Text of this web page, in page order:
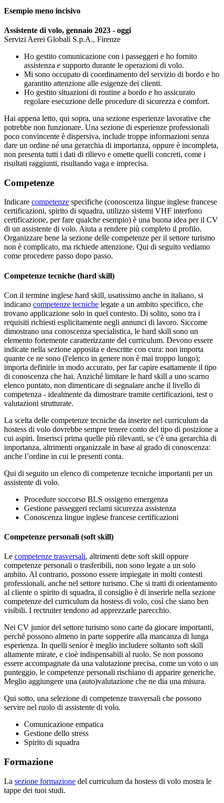
Esempio meno incisivo
Assistente di volo, gennaio 2023 - oggi
Servizi Aerei Globali S.p.A., Firenze
Ho gestito comunicazione con i passeggeri e ho fornito
assistenza e supporto durante le operazioni di volo.
Mi sono occupato di coordinamento del servizio di bordo e ho
garantito attenzione alle esigenze dei clienti.
Ho gestito situazioni di routine a bordo e ho assicurato
regolare esecuzione delle procedure di sicurezza e comfort.
Hai appena letto, qui sopra, una sezione esperienze lavorative che
potrebbe non funzionare. Una sezione di esperienze professionali
poco convincente è dispersiva, include troppe informazioni senza
dare un ordine né una gerarchia di importanza, oppure è incompleta,
non presenta tutti i dati di rilievo e omette quelli concreti, come i
risultati raggiunti, risultando vaga e imprecisa.
Competenze
Indicare competenze specifiche (conoscenza lingue inglese francese
certificazioni, spirito di squadra, utilizzo sistemi VHF interfono
certificazione, per fare qualche esempio) è una buona idea per il CV
di un assistente di volo. Aiuta a rendere più completo il profilo.
Organizzare bene la sezione delle competenze per il settore turismo
non è complicato, ma richiede attenzione. Qui di seguito vediamo
come procedere passo dopo passo.
Competenze tecniche (hard skill)
Con il termine inglese hard skill, usatissimo anche in italiano, si
indicano competenze tecniche legate a un ambito specifico, che
trovano applicazione solo in quel contesto. Di solito, sono tra i
requisiti richiesti esplicitamente negli annunci di lavoro. Siccome
dimostrano una conoscenza specialistica, le hard skill sono un
elemento fortemente caratterizzante del curriculum. Devono essere
indicate nella sezione apposita e descritte con cura: non importa
quante ce ne sono (l'elenco in genere non è mai troppo lungo);
importa definirle in modo accurato, per far capire esattamente il tipo
di conoscenza che hai. Anziché limitare le hard skill a uno scarno
elenco puntato, non dimenticare di segnalare anche il livello di
competenza - idealmente da dimostrare tramite certificazioni, test o
valutazioni strutturate.
La scelta delle competenze tecniche da inserire nel curriculum da
hostess di volo dovrebbe sempre tenere conto del tipo di posizione a
cui aspiri. Inserisci prima quelle più rilevanti, se c'è una gerarchia di
importanza, altrimenti organizzale in base al grado di conoscenza:
anche l’ordine in cui le presenti conta.
Qui di seguito un elenco di competenze tecniche importanti per un
assistente di volo.
Procedure soccorso BLS ossigeno emergenza
Gestione passeggeri reclami sicurezza assistenza
Conoscenza lingue inglese francese certificazioni
Competenze personali (soft skill)
Le competenze trasversali, altrimenti dette soft skill oppure
competenze personali o trasferibili, non sono legate a un solo
ambito. Al contrario, possono essere impiegate in molti contesti
professionali, anche nel settore turismo. Che si tratti di orientamento
al cliente o spirito di squadra, il consiglio è di inserirle nella sezione
competenze del curriculum da hostess di volo, così che siano ben
visibili. I rectruiter tendono ad apprezzarle parecchio.
Nei CV junior del settore turismo sono carte da giocare importanti,
perché possono almeno in parte sopperire alla mancanza di lunga
esperienza. In quelli senior è meglio includere soltanto soft skill
altamente mirate, e cioè indispensabili al ruolo. Se non possono
essere accompagnate da una valutazione precisa, come un voto o un
punteggio, le competenze personali rischiano di apparire generiche.
Meglio aggiungere una (auto)valutazione che ne dia una misura.
Qui sotto, una selezione di competenze trasversali che possono
servire nel ruolo di assistente di volo.
Comunicazione empatica
Gestione dello stress
Spirito di squadra
Formazione
La sezione formazione del curriculum da hostess di volo mostra le
tappe dei tuoi studi.